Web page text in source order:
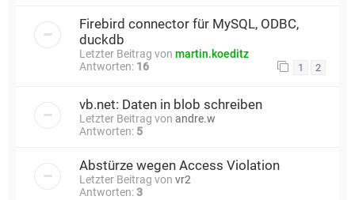
Firebird connector für MySQL, ODBC,
duckdb
Letzter Beitrag von martin.koeditz
Antworten: 16 1 2
vb.net: Daten in blob schreiben
Letzter Beitrag von andre.w
Antworten: 5
Abstürze wegen Access Violation
Letzter Beitrag von vr2
Antworten:3